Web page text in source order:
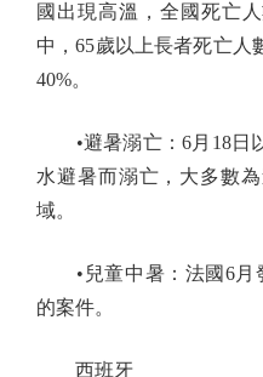
國出現高溫，全國死亡
中，65歲以上長者死亡人
40%。
•避暑溺亡：6月18日
水避暑而溺亡，大多數
域。
•兒童中暑：法國6月
的案件。
西班牙